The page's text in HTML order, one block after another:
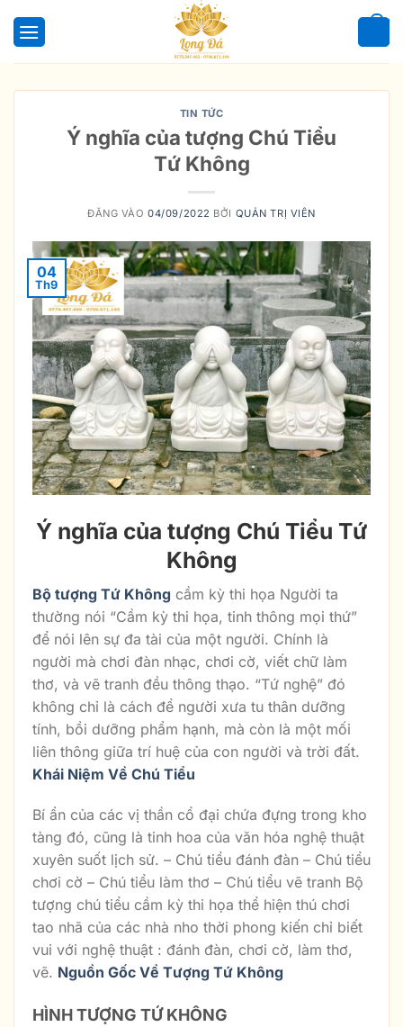
qua
TIN TỨC
Ý nghĩa của tượng Chú Tiểu
Tứ Không
ĐĂNG VÀO04/09/2022 BỞI QUẢN TRỊ VIÊN
04
Th9
Ý nghĩa của tượng Chú Tiểu Tứ
Không
Bộ tượng Tứ Không cầm kỳ thi họa Người ta
thường nói “Cầm kỳ thi họa, tinh thông mọi thứ”
để nói lên sự đa tài của một người. Chính là
người mà chơi đàn nhạc, chơi cờ, viết chữ làm
thơ, và vẽ tranh đều thông thạo. “Tứ nghệ” đó
không chỉ là cách để người xưa tu thân dưỡng
tính, bồi dưỡng phẩm hạnh, mà còn là một mối
liên thông giữa trí huệ của con người và trời đất.
Khái Niệm Về Chú Tiểu
Bí ẩn của các vị thần cổ đại chứa đựng trong kho
tàng đó, cũng là tinh hoa của văn hóa nghệ thuật
xuyên suốt lịch sử. – Chú tiểu đánh đàn – Chú tiểu
chơi cờ – Chú tiểu làm thơ – Chú tiểu vẽ tranh Bộ
tượng chú tiểu cầm kỳ thi họa thể hiện thú chơi
tao nhã của các nhà nho thời phong kiến chỉ biết
vui với nghệ thuật : đánh đàn, chơi cờ, làm thơ,
vẽ. Nguồn Gốc Về Tượng Tứ Không
HÌNH TƯỢNG TỨ KHÔNG